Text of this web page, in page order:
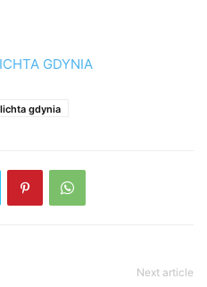
GDYNIA
gdynia
Next article